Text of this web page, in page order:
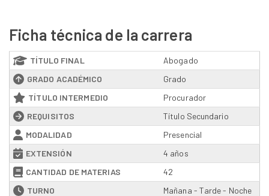
Ficha técnica de la carrera
TÍTULO FINAL
Abogado
GRADO ACADÉMICO
Grado
TÍTULO INTERMEDIO
Procurador
REQUISITOS
Título Secundario
MODALIDAD
Presencial
EXTENSIÓN
4 años
CANTIDAD DE MATERIAS
42
TURNO
Mañana - Tarde - Noche